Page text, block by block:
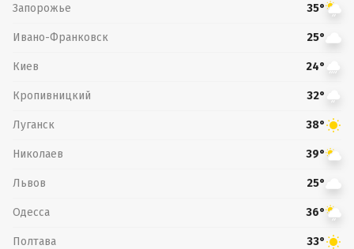
Запорожье 35°
Ивано-Франковск 25°
Киев 24°
Кропивницкий 32°
Луганск 38°
Николаев 39°
Львов 25°
Одесса 36°
Полтава 33°